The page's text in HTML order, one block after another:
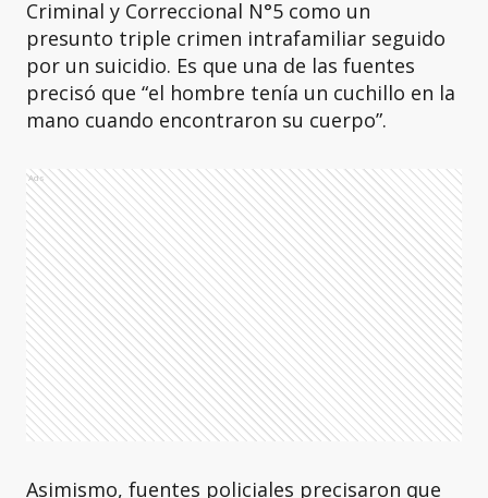
Criminal y Correccional N°5 como un
presunto triple crimen intrafamiliar seguido
por un suicidio. Es que una de las fuentes
precisó que “el hombre tenía un cuchillo en la
mano cuando encontraron su cuerpo”.
Ads
Asimismo, fuentes policiales precisaron que